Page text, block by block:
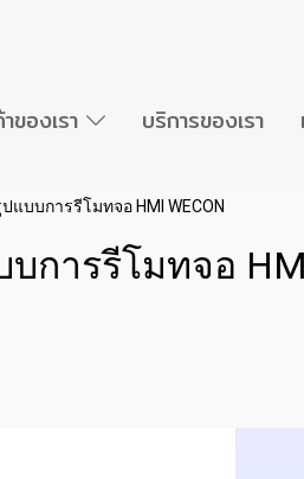
ของเรา บริการของเรา
แบบการรีโมทจอ HMI WECON
การรีโมทจอ